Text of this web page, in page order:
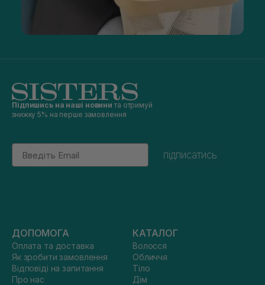
Підпишись на наші новини та отримуй
знижку 5% на перше замовлення
Email
підписатись
ДОПОМОГА
Оплата та доставка
Як зробити замовлення
Відповіді на запитання
Про нас
КАТАЛОГ
Волосся
Обличчя
Тіло
Дім